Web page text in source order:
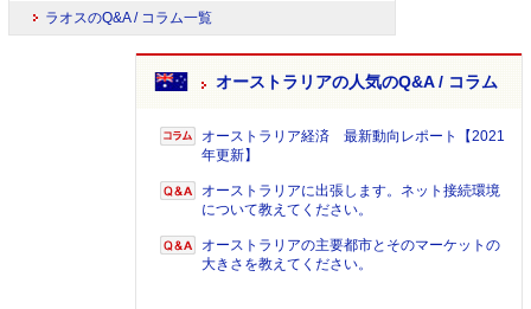
ラオスのQ&A / コラム一覧
オーストラリアの人気のQ&A / コラム
オーストラリア経済 最新動向レポート【2021
年更新】
オーストラリアに出張します。ネット接続環境
について教えてください。
オーストラリアの主要都市とそのマーケットの
大きさを教えてください。